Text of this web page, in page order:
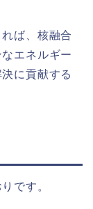
ば、核融合
エネルギー
に貢献する
です。